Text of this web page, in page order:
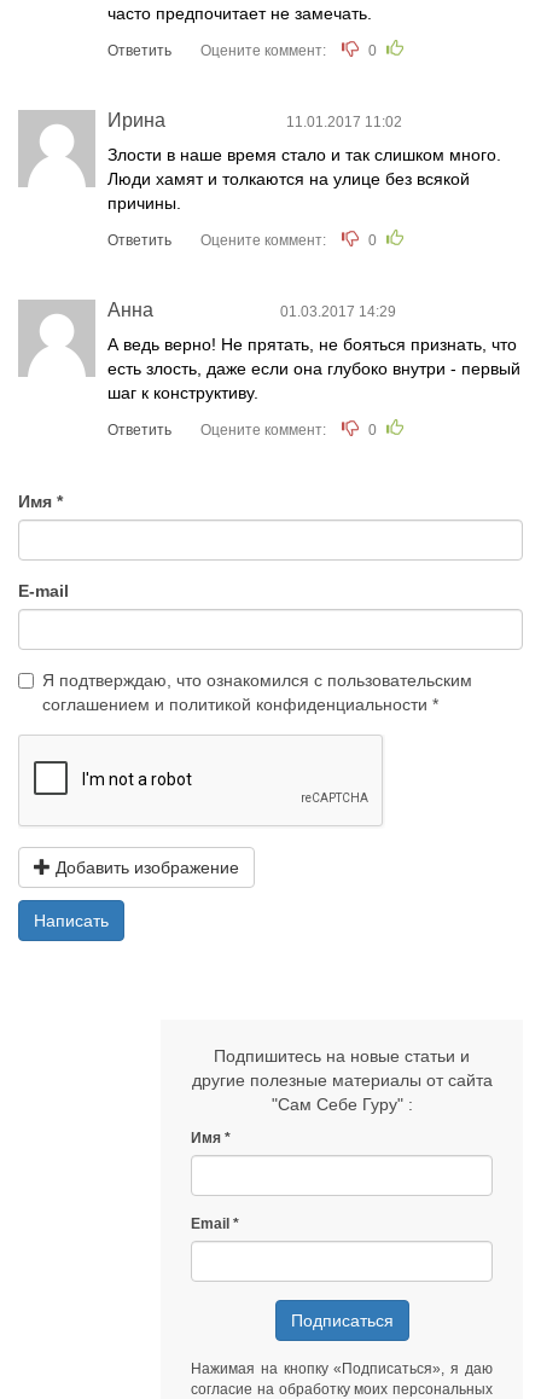
часто предпочитает не замечать.
Ответить Оцените коммент: 0
Ирина 11.01.2017 11:02
Злости в наше время стало и так слишком много.
Люди хамят и толкаются на улице без всякой
причины.
Ответить Оцените коммент: 0
Анна 01.03.2017 14:29
А ведь верно! Не прятать, не бояться признать, что
есть злость, даже если она глубоко внутри - первый
шаг к конструктиву.
Ответить Оцените коммент: 0
Имя
E-mail
Я подтверждаю, что ознакомился с пользовательским
соглашением и политикой конфиденциальности
Добавить изображение
Написать
Подпишитесь на новые статьи и
другие полезные материалы от сайта
"Сам Себе Гуру" :
Имя
Email
Подписаться
Нажимая на кнопку «Подписаться», я даю
согласие на обработку моих персональных